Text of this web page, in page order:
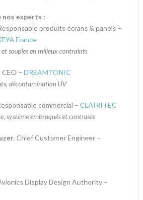
experts :
produits écrans & panels –
France
et souples en milieux contraints
CEO – DREAMTONIC
décontamination UV
commercial – CLAIRITEC
système embraqués et contraste
, Chief Customer Engineer –
Display Design Authority –